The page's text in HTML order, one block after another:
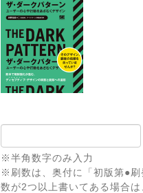
※半角数字のみ入力
※刷数は、奥付に「初版第●刷
数が2つ以上書いてある場合